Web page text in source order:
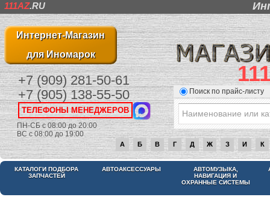
111AZ.RU
Интернет-Магазин
для Иномарок
+7 (909) 281-50-61
+7 (905) 138-55-50
ТЕЛЕФОНЫ МЕНЕДЖЕРОВ
ПН-СБ с 08:00 до 20:00
ВС с 08:00 до 19:00
Поиск по прайс-листу
А Б В Г Д Ж З И К
КАТАЛОГИ ПОДБОРА
ЗАПЧАСТЕЙ
АВТОАКСЕССУАРЫ
АВТОМУЗЫКА,
НАВИГАЦИЯ И
ОХРАННЫЕ СИСТЕМЫ